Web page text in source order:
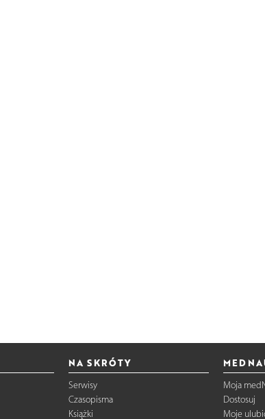
NA SKRÓTY
Serwisy
Czasopisma
Książki
Moja
Dostosuj
Moje